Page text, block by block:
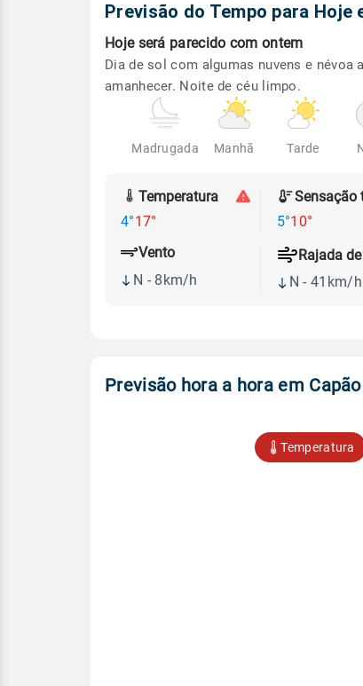
Previsão do Tempo para Hoje
Hoje será parecido com ontem
Dia de sol com algumas nuvens e névoa
amanhecer. Noite de céu limpo.
Madrugada Manhã Tarde
Temperatura
4°17°
5°10°
Vento
N - 8km/h
Rajada
N - 41km/h
Previsão hora a hora em
Temperatura